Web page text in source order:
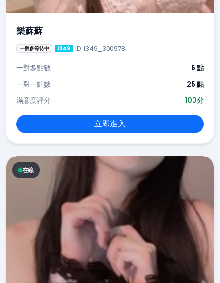
樂蘇蘇
一對多等待中 i349 ID: i349_300978
一對多點數
6 點
一對一點數
25 點
滿意度評分
100分
立即進入
在線